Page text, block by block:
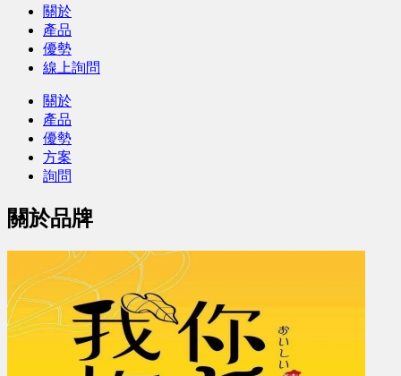
關於
產品
優勢
線上詢問
關於
產品
優勢
方案
詢問
關於品牌